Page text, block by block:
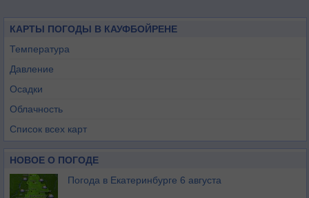
КАРТЫ ПОГОДЫ В КАУФБОЙРЕНЕ
Температура
Давление
Осадки
Облачность
Список всех карт
НОВОЕ О ПОГОДЕ
Погода в Екатеринбурге 6 августа